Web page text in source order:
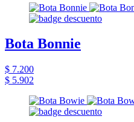
Bota Bonnie
$ 7.200
$ 5.902